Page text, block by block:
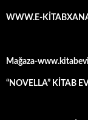
WWW.E-
Mağaza-
“NOVELLA” KİTAB